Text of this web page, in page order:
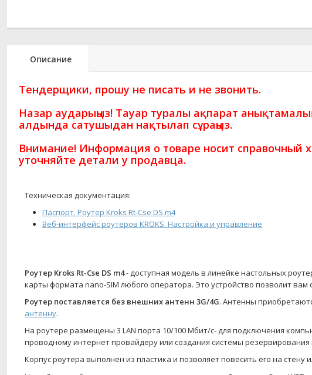
Описание
Тендерщики, прошу не писать и не звонить.
Назар аударыңыз! Тауар туралы ақпарат
алдында сатушыдан нақтылап сұраңыз.
Внимание! Информация о товаре носит справочный
уточняйте детали у продавца.
Техническая документация:
Паспорт. Роутер Kroks Rt-Cse DS m4
Веб-интерфейс роутеров KROKS. Настройка и управление
Роутер Kroks Rt-Cse DS m4- доступная модель в линейке настольных
карты формата nano-SIM любого оператора. Это устройство позволит
Роутер поставляется без внешних антенн 3G/4G. Антенны
антенну.
На роутере размещены 3 LAN порта 10/100 Мбит/c- для подключения
проводному интернет провайдеру или создания системы резервирования
Корпус роутера выполнен из пластика и позволяет повесить его на